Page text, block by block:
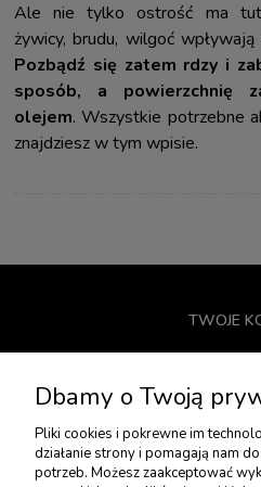
Ale nie tylko ostrość ma
żywicy, brudu, wilgoć
Pozbądź się zatem rdzy i
sposób, a powierzchnię
olejem. Wszystkie potrzebne
znajdziesz w tym wpisie.
TWOJE
USŁUGI
PŁATNOŚCI I
Dbamy o Twoją
Pliki cookies i pokrewne im
działanie strony i pomagają nam
potrzeb. Możesz zaakceptować